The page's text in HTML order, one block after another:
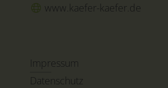
www.kaefer-kaefer.de
Impressum
Datenschutz